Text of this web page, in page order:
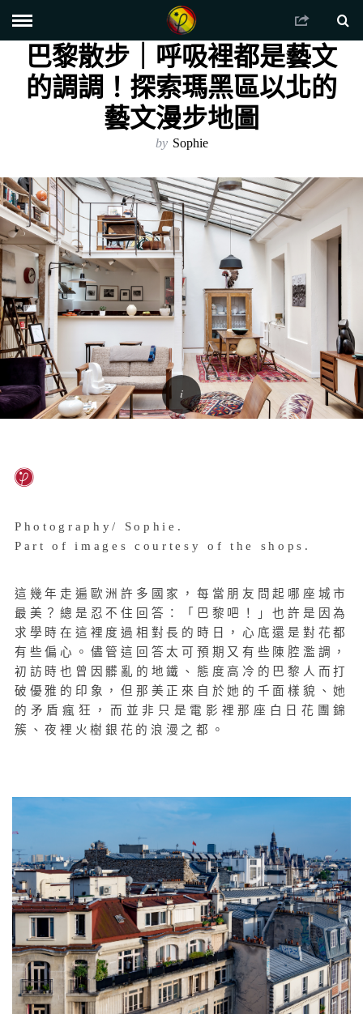
巴黎散步｜呼吸裡都是藝文
的調調！探索瑪黑區以北的
藝文漫步地圖
by Sophie
Photography/ Sophie.
Part of images courtesy of the shops.
這幾年走遍歐洲許多國家，每當朋友問起哪座城市
最美？總是忍不住回答：「巴黎吧！」也許是因為
求學時在這裡度過相對長的時日，心底還是對花都
有些偏心。儘管這回答太可預期又有些陳腔濫調，
初訪時也曾因髒亂的地鐵、態度高冷的巴黎人而打
破優雅的印象，但那美正來自於她的千面樣貌、她
的矛盾瘋狂，而並非只是電影裡那座白日花團錦
簇、夜裡火樹銀花的浪漫之都。